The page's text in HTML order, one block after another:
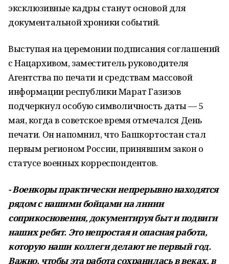
эксклюзивные кадры станут основой для
документальной хроники событий.
Выступая на церемонии подписания соглашений
с Нацархивом, заместитель руководителя
Агентства по печати и средствам массовой
информации республики Марат Газизов
подчеркнул особую символичность даты — 5
мая, когда в советское время отмечался День
печати. Он напомнил, что Башкортостан стал
первым регионом России, принявшим закон о
статусе военных корреспондентов.
- Военкоры практически непрерывно находятся
рядом с нашими бойцами на линии
соприкосновения, документируя быт и подвиги
наших ребят. Это непростая и опасная работа,
которую наши коллеги делают не первый год.
Важно, чтобы эта работа сохранилась в веках, в